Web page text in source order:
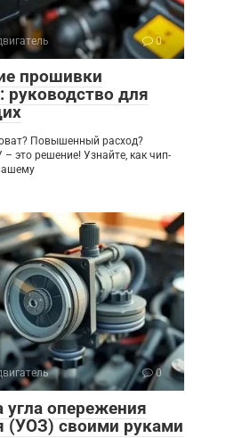
0
прошивки
руководство для
Повышенный расход?
это решение! Узнайте, как чип-
0
угла опережения
(УОЗ) своими руками